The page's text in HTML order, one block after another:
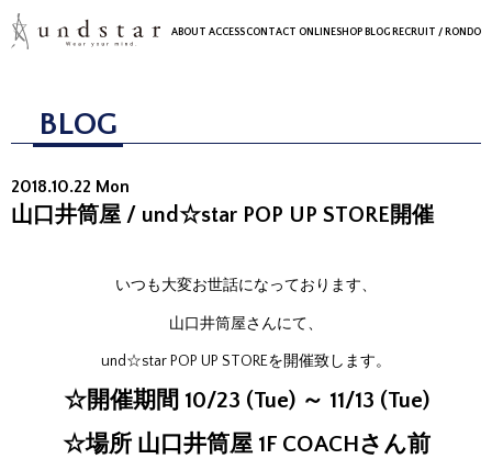
ABOUT ACCESSCONTACT ONLINESHOP BLOG RECRUIT / RONDO
BLOG
2018.10.22 Mon
山口井筒屋 / und☆star POP UP STORE開催
いつも大変お世話になっております、
山口井筒屋さんにて、
und☆star POP UP STOREを開催致します。
☆開催期間 10/23 (Tue) ～ 11/13 (Tue)
☆場所 山口井筒屋 1F COACHさん前